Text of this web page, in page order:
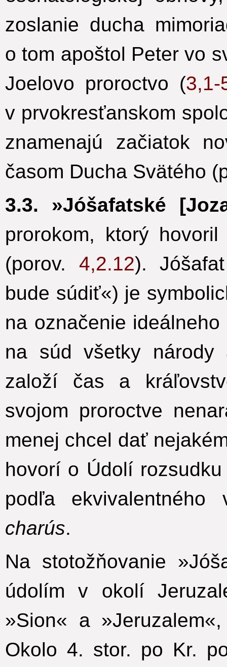
zoslanie ducha
o tom apoštol Peter vo
Joelovo proroctvo (3,1-
v prvokresťanskom
znamenajú začiatok
časom Ducha Svätého
3.3. »Jóšafatské
prorokom, ktorý
(porov. 4,2.12).
bude súdiť«) je
na označenie
na súd všetky národy
založí čas a
svojom proroctve
menej chcel dať
hovorí o Údolí
podľa ekvivalentného
charús.
Na stotožňovanie
údolím v okolí
»Sion« a
Okolo 4. stor. po Kr.